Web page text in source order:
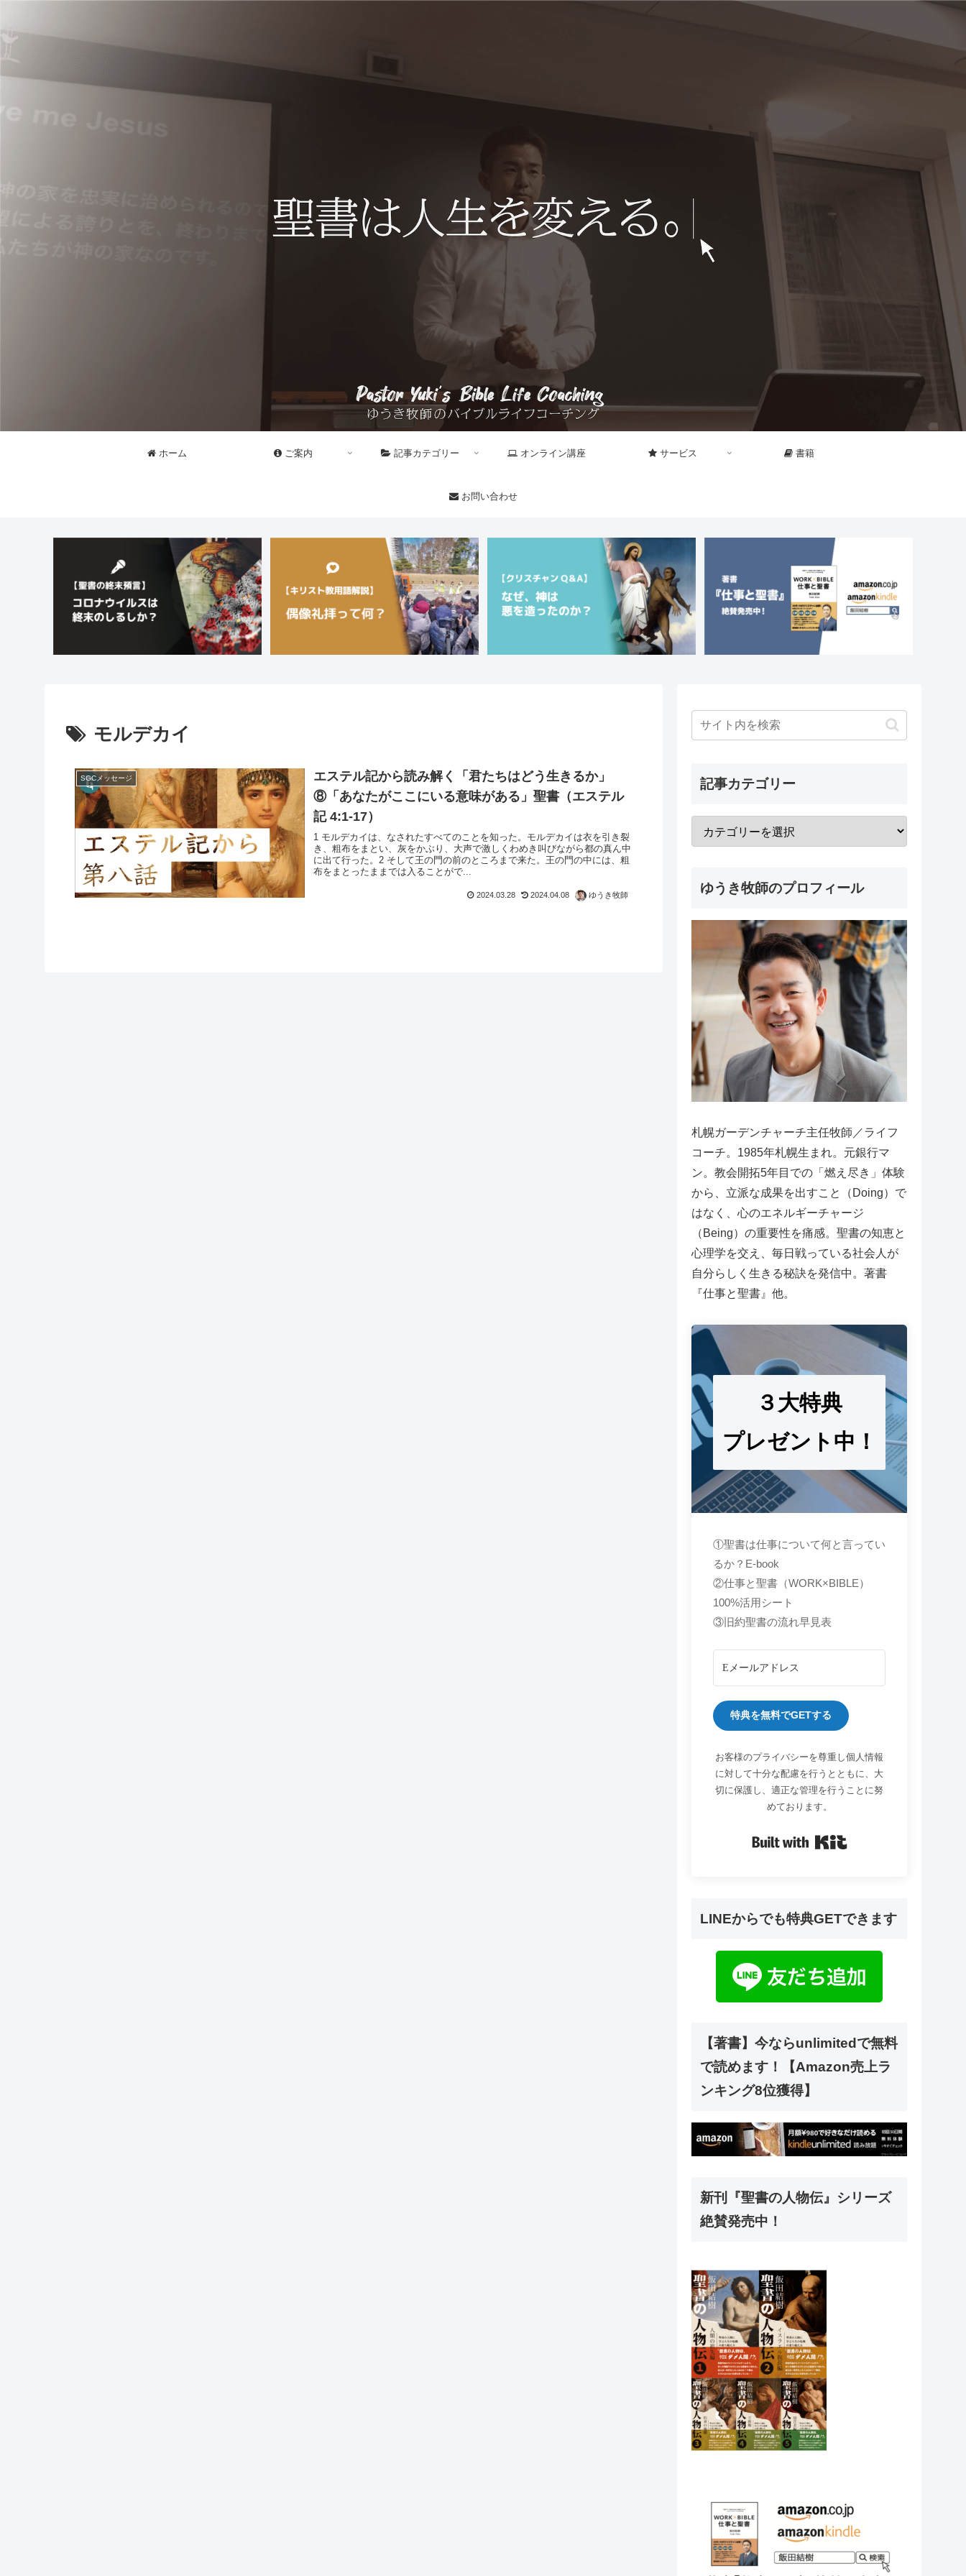
ホーム ご案内 記事カテゴリー オンライン講座 サービス 書籍
お問い合わせ
モルデカイ
SGCメッセージ
エステル記から読み解く「君たちはどう生きるか」
⑧「あなたがここにいる意味がある」聖書（エステル
記 4:1-17）
1 モルデカイは、なされたすべてのことを知った。モルデカイは衣を引き裂
き、粗布をまとい、灰をかぶり、大声で激しくわめき叫びながら都の真ん中
に出て行った。2 そして王の門の前のところまで来た。王の門の中には、粗
布をまとったままでは入ることがで...
2024.03.28 2024.04.08 ゆうき牧師
記事カテゴリー
ゆうき牧師のプロフィール
札幌ガーデンチャーチ主任牧師／ライフ
コーチ。1985年札幌生まれ。元銀行マ
ン。教会開拓5年目での「燃え尽き」体験
から、立派な成果を出すこと（Doing）で
はなく、心のエネルギーチャージ
（Being）の重要性を痛感。聖書の知恵と
心理学を交え、毎日戦っている社会人が
自分らしく生きる秘訣を発信中。著書
『仕事と聖書』他。
３大特典
プレゼント中！
①聖書は仕事について何と言ってい
るか？E-book
②仕事と聖書（WORK×BIBLE）
100%活用シート
③旧約聖書の流れ早見表
特典を無料でGETする
お客様のプライバシーを尊重し個人情報
に対して十分な配慮を行うとともに、大
切に保護し、適正な管理を行うことに努
めております。
LINEからでも特典GETできます
【著書】今ならunlimitedで無料
で読めます！【Amazon売上ラ
ンキング8位獲得】
新刊『聖書の人物伝』シリーズ
絶賛発売中！